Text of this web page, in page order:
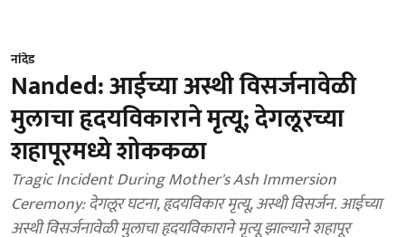
नांदेड
Nanded: आईच्या अस्थी विसर्जनावेळी
मुलाचा हृदयविकाराने मृत्यू; देगलूरच्या
शहापूरमध्ये शोककळा
Tragic Incident During Mother's Ash Immersion
Ceremony: देगलूर घटना, हृदयविकार मृत्यू, अस्थी विसर्जन. आईच्या
अस्थी विसर्जनावेळी मुलाचा हृदयविकाराने मृत्यू झाल्याने शहापूर